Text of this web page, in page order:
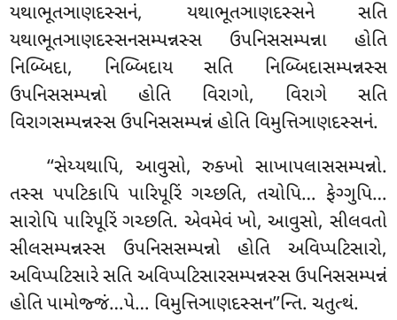
યથાભૂતઞાણદસ્સનં, યથાભૂતઞાણદસ્સને સતિ
યથાભૂતઞાણદસ્સનસમ્પન્નસ્સ ઉપનિસસમ્પન્ના હોતિ
નિબ્બિદા, નિબ્બિદાય સતિ નિબ્બિદાસમ્પન્નસ્સ
ઉપનિસસમ્પન્નો હોતિ વિરાગો, વિરાગે સતિ
વિરાગસમ્પન્નસ્સ ઉપનિસસમ્પન્નં હોતિ વિમુત્તિઞાણદસ્સનં.
‘‘સેય્યથાપિ, આવુસો, રુક્ખો સાખાપલાસસમ્પન્નો.
તસ્સ પપટિકાપિ પારિપૂરિં ગચ્છતિ, તચોપિ… ફેગ્ગુપિ…
સારોપિ પારિપૂરિં ગચ્છતિ. એવમેવં ખો, આવુસો, સીલવતો
સીલસમ્પન્નસ્સ ઉપનિસસમ્પન્નો હોતિ અવિપ્પટિસારો,
અવિપ્પટિસારેસતિ અવિપ્પટિસારસમ્પન્નસ્સ ઉપનિસસમ્પન્નં
હોતિ પામોજ્જં…પે… વિમુત્તિઞાણદસ્સન’’ન્તિ. ચતુત્થં.